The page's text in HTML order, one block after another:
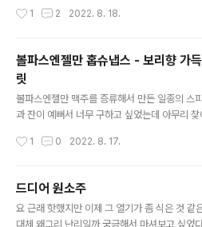
1 2 2022. 8. 18.
볼파스엔젤만 홉슈냅스 - 보리향 가
릿
볼파스엔젤만 맥주를 증류해서 만든 일종의 스
과 잔이 예뻐서 너무 구하고 싶었는데 아무리 찾
맛은 크게 기대하지 않았다. 다른 위스키 스피릿
어간 단맛 강한 증류소주 비슷한 맛이었다. 마시
따라 이게 대체 뭐야 할 정도로 호불호가 갈리지
1 0 2022. 8. 17.
드디어 원소주
요 근래 핫했지만 이제 그 열기가 좀 식은 것 같
대체 왜그리 난리일까 궁금해서 마셔보고 싶었